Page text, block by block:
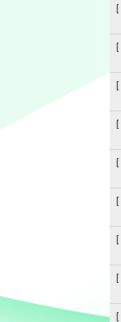
[
[
[
[
[
[
[
[
[